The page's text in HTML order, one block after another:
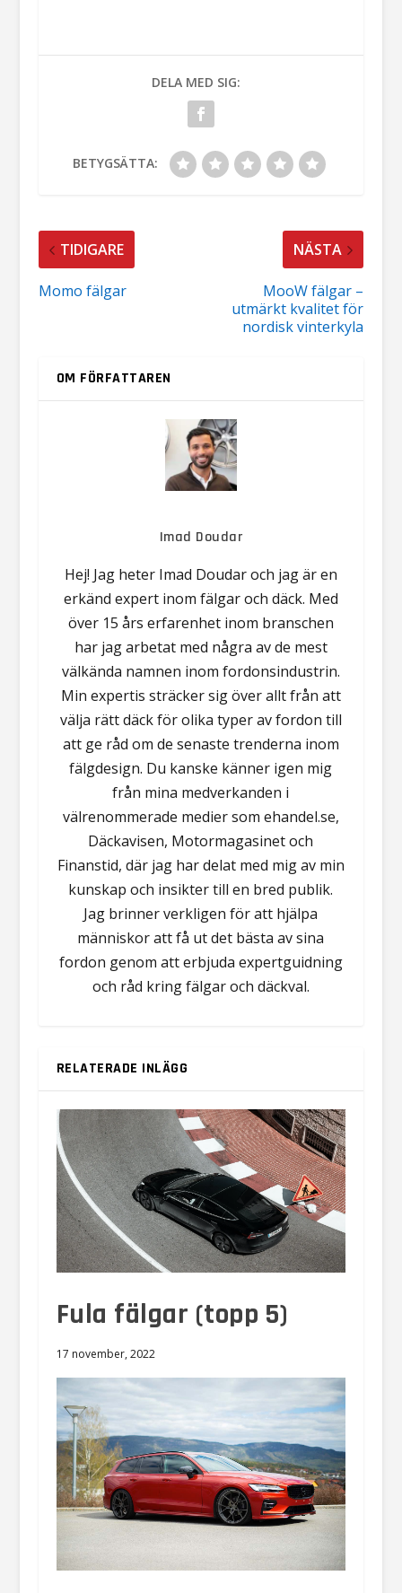
DELA MED SIG:
BETYGSÄTTA:
TIDIGARE
Momo fälgar
NÄSTA
MooW fälgar –
utmärkt kvalitet för
nordisk vinterkyla
OM FÖRFATTAREN
Imad Doudar
Hej! Jag heter Imad Doudar och jag är en
erkänd expert inom fälgar och däck. Med
över 15 års erfarenhet inom branschen
har jag arbetat med några av de mest
välkända namnen inom fordonsindustrin.
Min expertis sträcker sig över allt från att
välja rätt däck för olika typer av fordon till
att ge råd om de senaste trenderna inom
fälgdesign. Du kanske känner igen mig
från mina medverkanden i
välrenommerade medier som ehandel.se,
Däckavisen, Motormagasinet och
Finanstid, där jag har delat med mig av min
kunskap och insikter till en bred publik.
Jag brinner verkligen för att hjälpa
människor att få ut det bästa av sina
fordon genom att erbjuda expertguidning
och råd kring fälgar och däckval.
RELATERADE INLÄGG
Fula fälgar (topp 5)
17 november, 2022